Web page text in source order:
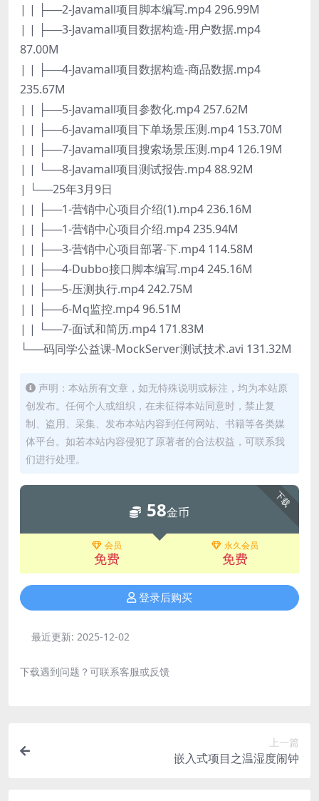
| | ├──2-Javamall项目脚本编写.mp4 296.99M
| | ├──3-Javamall项目数据构造-用户数据.mp4
87.00M
| | ├──4-Javamall项目数据构造-商品数据.mp4
235.67M
| | ├──5-Javamall项目参数化.mp4 257.62M
| | ├──6-Javamall项目下单场景压测.mp4 153.70M
| | ├──7-Javamall项目搜索场景压测.mp4 126.19M
| | └──8-Javamall项目测试报告.mp4 88.92M
| └──25年3月9日
| | ├──1-营销中心项目介绍(1).mp4 236.16M
| | ├──1-营销中心项目介绍.mp4 235.94M
| | ├──3-营销中心项目部署-下.mp4 114.58M
| | ├──4-Dubbo接口脚本编写.mp4 245.16M
| | ├──5-压测执行.mp4 242.75M
| | ├──6-Mq监控.mp4 96.51M
| | └──7-面试和简历.mp4 171.83M
└──码同学公益课-MockServer测试技术.avi 131.32M
声明：本站所有文章，如无特殊说明或标注，均为本站原
创发布。任何个人或组织，在未征得本站同意时，禁止复
制、盗用、采集、发布本站内容到任何网站、书籍等各类媒
体平台。如若本站内容侵犯了原著者的合法权益，可联系我
们进行处理。
下载
58金币
会员
免费
永久会员
免费
登录后购买
最近更新: 2025-12-02
下载遇到问题？可联系客服或反馈
上一篇
嵌入式项目之温湿度闹钟